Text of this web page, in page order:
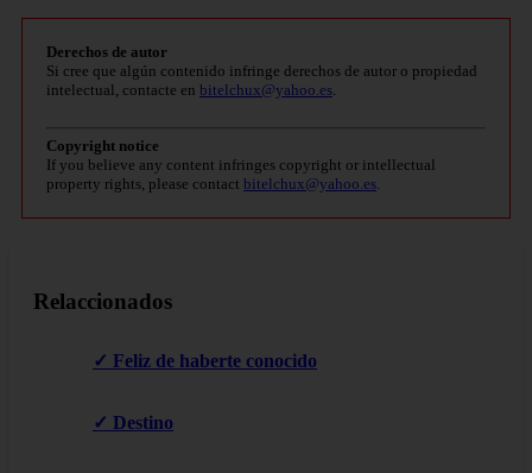
Derechos de autor
Si cree que algún contenido infringe derechos de autor o propiedad
intelectual, contacte en bitelchux@yahoo.es.
Copyright notice
If you believe any content infringes copyright or intellectual
property rights, please contact bitelchux@yahoo.es.
Relaccionados
✓ Feliz de haberte conocido
✓ Destino